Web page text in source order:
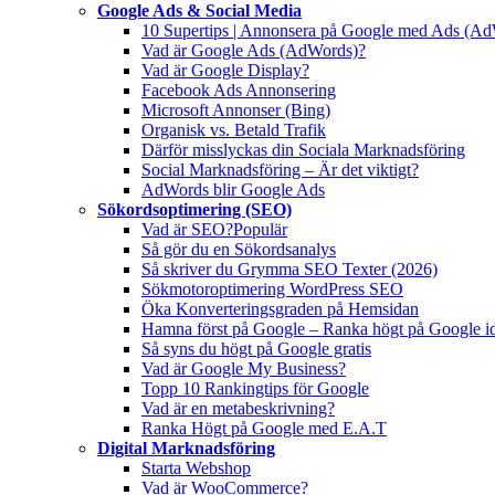
Google Ads & Social Media
10 Supertips | Annonsera på Google med Ads
Vad är Google Ads (AdWords)?
Vad är Google Display?
Facebook Ads Annonsering
Microsoft Annonser (Bing)
Organisk vs. Betald Trafik
Därför misslyckas din Sociala Marknadsföring
Social Marknadsföring – Är det viktigt?
AdWords blir Google Ads
Sökordsoptimering (SEO)
Vad är SEO?Populär
Så gör du en Sökordsanalys
Så skriver du Grymma SEO Texter (2026)
Sökmotoroptimering WordPress SEO
Öka Konverteringsgraden på Hemsidan
Hamna först på Google – Ranka högt på Google
Så syns du högt på Google gratis
Vad är Google My Business?
Topp 10 Rankingtips för Google
Vad är en metabeskrivning?
Ranka Högt på Google med E.A.T
Digital Marknadsföring
Starta Webshop
Vad är WooCommerce?